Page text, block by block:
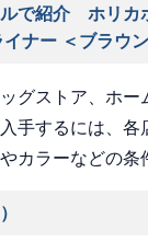
ルで紹介 ホリカ
ナー ＜ブラウ
グストア、ホ
手するには、
カラーなどの条